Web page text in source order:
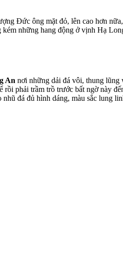
Đức ông mặt đỏ, lên cao hơn
kém những hang động ở vịnh Hạ
An nơi những dải đá vôi, thung lũng
phải trầm trồ trước bất ngờ này
đá đủ hình dáng, màu sắc lung